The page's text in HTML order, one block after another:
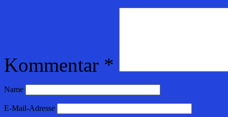
Kommentar *
Name
E-Mail-Adresse